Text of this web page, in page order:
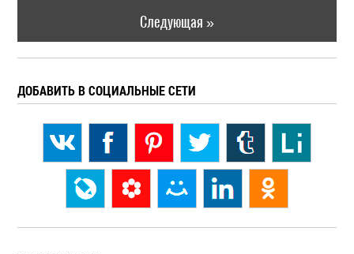
Следующая »
ДОБАВИТЬ В СОЦИАЛЬНЫЕ СЕТИ